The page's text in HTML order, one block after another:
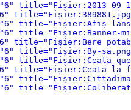
title="Fișier:2013 09
title="Fișier:Afiș-
title="Fișier:Banner-
title="Fișier:Bere
title="Fișier:By-
title="Fișier:Ceata-
title="Fișier:Ceata la